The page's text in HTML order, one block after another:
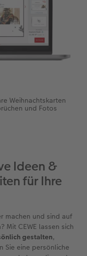
Weihnachtskarten
und Fotos
Ideen &
für Ihre
machen und sind auf
Mit CEWE lassen sich
gestalten,
Sie eine persönliche